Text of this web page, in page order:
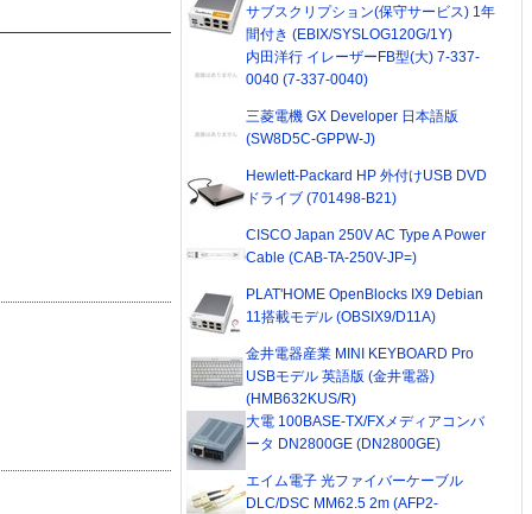
サブスクリプション(保守サービス) 1年
間付き (EBIX/SYSLOG120G/1Y)
内田洋行 イレーザーFB型(大) 7-337-
0040 (7-337-0040)
三菱電機 GX Developer 日本語版
(SW8D5C-GPPW-J)
Hewlett-Packard HP 外付けUSB DVD
ドライブ (701498-B21)
CISCO Japan 250V AC Type A Power
Cable (CAB-TA-250V-JP=)
PLAT'HOME OpenBlocks IX9 Debian
11搭載モデル (OBSIX9/D11A)
金井電器産業 MINI KEYBOARD Pro
USBモデル 英語版 (金井電器)
(HMB632KUS/R)
大電 100BASE-TX/FXメディアコンバ
ータ DN2800GE (DN2800GE)
エイム電子 光ファイバーケーブル
DLC/DSC MM62.5 2m (AFP2-